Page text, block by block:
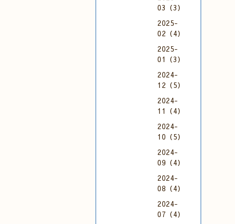
03（3）
2025-
02（4）
2025-
01（3）
2024-
12（5）
2024-
11（4）
2024-
10（5）
2024-
09（4）
2024-
08（4）
2024-
07（4）